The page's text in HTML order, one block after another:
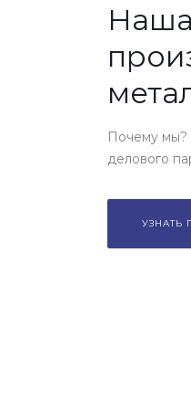
Почему мы?
делового
УЗНАТЬ